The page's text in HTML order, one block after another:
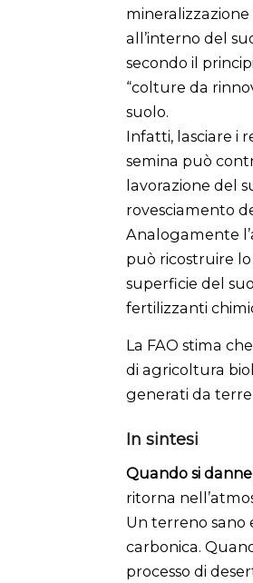
all’interno del
secondo il
“colture da
suolo.
Infatti, lasciare i
semina può
lavorazione del
rovesciamento
Analogamente
può ricostruire
superficie del
fertilizzanti
La FAO stima
di agricoltura
generati da
In sintesi
Quando si
ritorna
Un terreno sano
carbonica.
processo di